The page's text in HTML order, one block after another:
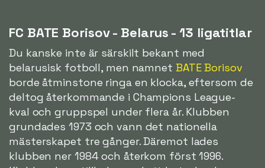
FC BATE Borisov - Belarus - 13 ligatitlar
Du kanske inte är särskilt bekant med
belarusisk fotboll, men namnet BATE Borisov
borde åtminstone ringa en klocka, eftersom de
deltog återkommande i Champions League-
kval och gruppspel under flera år. Klubben
grundades 1973 och vann det nationella
mästerskapet tre gånger. Däremot lades
klubben ner 1984 och återkom först 1996.